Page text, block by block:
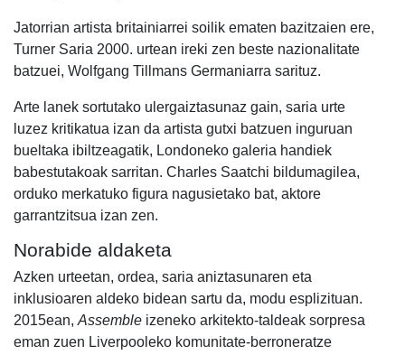
Jatorrian artista britainiarrei soilik ematen bazitzaien ere,
Turner Saria 2000. urtean ireki zen beste nazionalitate
batzuei, Wolfgang Tillmans Germaniarra sarituz.
Arte lanek sortutako ulergaiztasunaz gain, saria urte
luzez kritikatua izan da artista gutxi batzuen inguruan
bueltaka ibiltzeagatik, Londoneko galeria handiek
babestutakoak sarritan. Charles Saatchi bildumagilea,
orduko merkatuko figura nagusietako bat, aktore
garrantzitsua izan zen.
Norabide aldaketa
Azken urteetan, ordea, saria aniztasunaren eta
inklusioaren aldeko bidean sartu da, modu esplizituan.
2015ean, Assemble izeneko arkitekto-taldeak sorpresa
eman zuen Liverpooleko komunitate-berroneratze